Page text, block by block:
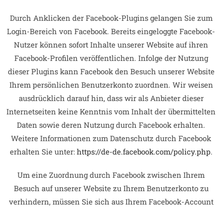
Durch Anklicken der Facebook-Plugins gelangen Sie zum
Login-Bereich von Facebook. Bereits eingeloggte Facebook-
Nutzer können sofort Inhalte unserer Website auf ihren
Facebook-Profilen veröffentlichen. Infolge der Nutzung
dieser Plugins kann Facebook den Besuch unserer Website
Ihrem persönlichen Benutzerkonto zuordnen. Wir weisen
ausdrücklich darauf hin, dass wir als Anbieter dieser
Internetseiten keine Kenntnis vom Inhalt der übermittelten
Daten sowie deren Nutzung durch Facebook erhalten.
Weitere Informationen zum Datenschutz durch Facebook
erhalten Sie unter: https://de-de.facebook.com/policy.php.
Um eine Zuordnung durch Facebook zwischen Ihrem
Besuch auf unserer Website zu Ihrem Benutzerkonto zu
verhindern, müssen Sie sich aus Ihrem Facebook-Account